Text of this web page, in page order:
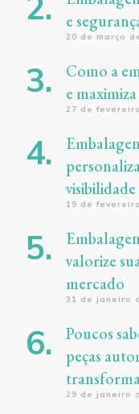
e
20 de março
Como a
e
27 de
visibilidade
19 de
valorize
mercado
31 de janeiro
Poucos
peças
29 de janeiro